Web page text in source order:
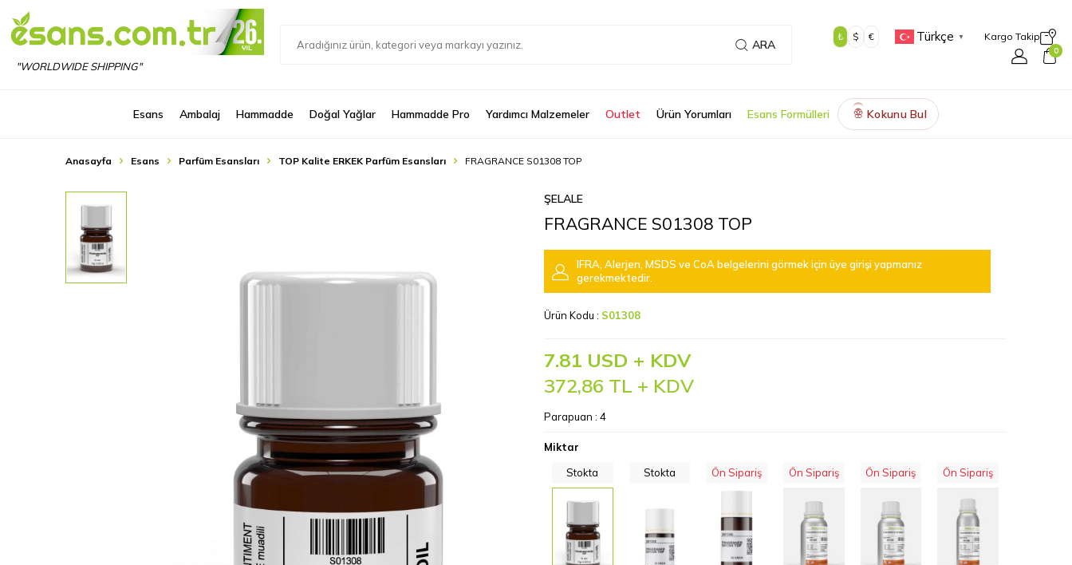
"WORLDWIDE SHIPPING"
ARA
₺ $ € Türkçe ▼ Kargo Takip
0
Esans Ambalaj Hammadde Doğal Yağlar Hammadde Pro Yardımcı Malzemeler Outlet Ürün Yorumları Esans Formülleri 🌸 Kokunu Bul
Anasayfa Esans Parfüm Esansları TOP Kalite ERKEK Parfüm Esansları FRAGRANCE S01308 TOP
ŞELALE
FRAGRANCE S01308 TOP
IFRA, Alerjen, MSDS ve CoA belgelerini görmek için üye girişi yapmanız
gerekmektedir.
Ürün Kodu : S01308
7.81 USD + KDV
372,86 TL + KDV
Parapuan : 4
Miktar
Stokta
Stokta Ön Sipariş Ön Sipariş Ön Sipariş Ön Sipariş